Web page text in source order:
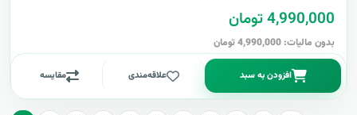
4,990,000 تومان
بدون مالیات: 4,990,000 تومان
افزودن به سبد علاقه‌مندی مقایسه